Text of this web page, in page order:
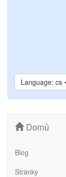
Language: cs
Domů
Blog
Stránky